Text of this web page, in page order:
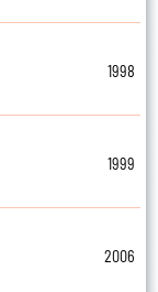
1998
1999
2006